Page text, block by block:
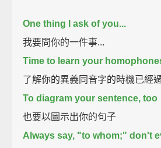
One thing I ask of you...
我要問你的一件事...
Time to learn your
了解你的異義同音字的時機已經
To diagram your sentence, too
也要以圖示出你的句子
Always say, "to whom;" don't